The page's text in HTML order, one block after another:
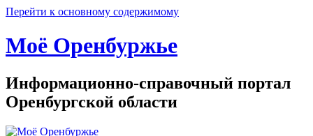
Перейти к основному содержимому
Моё Оренбуржье
Информационно-справочный портал
Оренбургской области